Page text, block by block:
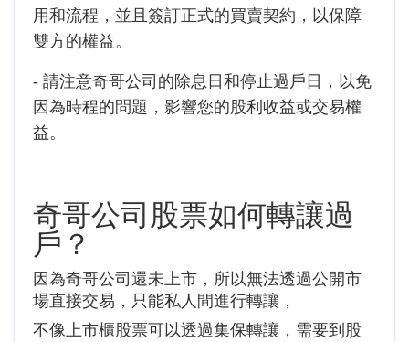
用和流程，並且簽訂正式的買賣契約，以保障
雙方的權益。
- 請注意奇哥公司的除息日和停止過戶日，以免
因為時程的問題，影響您的股利收益或交易權
益。
奇哥公司 股票如何轉讓過
戶？
因為奇哥公司還未上市，所以無法透過公開市
場直接交易，只能私人間進行轉讓，
不像上市櫃股票可以透過集保轉讓，需要到股